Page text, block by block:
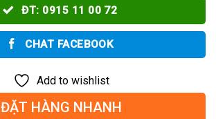
ĐT: 0915 11 00 72
CHAT FACEBOOK
Add to wishlist
ĐẶT HÀNG NHANH